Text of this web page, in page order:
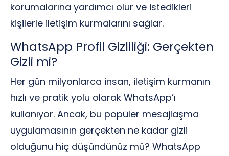
korumalarına yardımcı olur ve istedikleri
kişilerle iletişim kurmalarını sağlar.
WhatsApp Profil Gizliliği: Gerçekten
Gizli mi?
Her gün milyonlarca insan, iletişim kurmanın
hızlı ve pratik yolu olarak WhatsApp’ı
kullanıyor. Ancak, bu popüler mesajlaşma
uygulamasının gerçekten ne kadar gizli
olduğunu hiç düşündünüz mü? WhatsApp